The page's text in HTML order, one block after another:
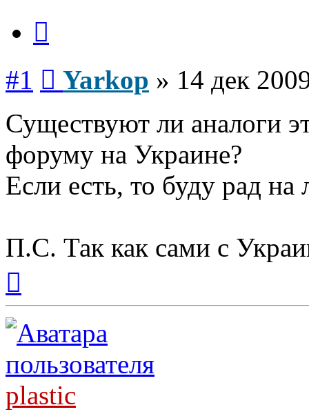
#1 Yarkop » 14 дек
Существуют ли аналоги
форуму на Украине?
Если есть, то буду рад на
П.С. Так как сами с
началу
plastic